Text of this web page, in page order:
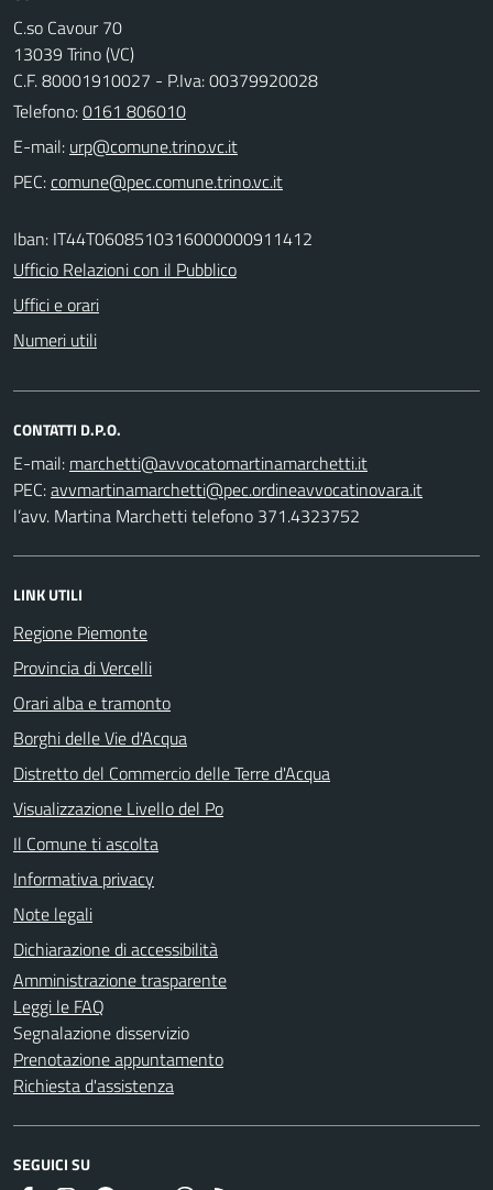
C.so Cavour 70
13039 Trino (VC)
C.F. 80001910027 - P.Iva: 00379920028
Telefono:0161 806010
E-mail:
PEC:
Iban: IT44T0608510316000000911412
Ufficio Relazioni con il Pubblico
Uffici e orari
Numeri utili
CONTATTI D.P.O.
E-mail:
PEC:
l’avv. Martina Marchetti telefono 371.4323752
LINK UTILI
Regione Piemonte
Provincia di Vercelli
Orari alba e tramonto
Borghi delle Vie d'Acqua
Distretto del Commercio delle Terre d'Acqua
Visualizzazione Livello del Po
Il Comune ti ascolta
Informativa privacy
Note legali
Dichiarazione di accessibilità
Amministrazione trasparente
Leggi le FAQ
Segnalazione disservizio
Prenotazione appuntamento
Richiesta d'assistenza
SEGUICI SU